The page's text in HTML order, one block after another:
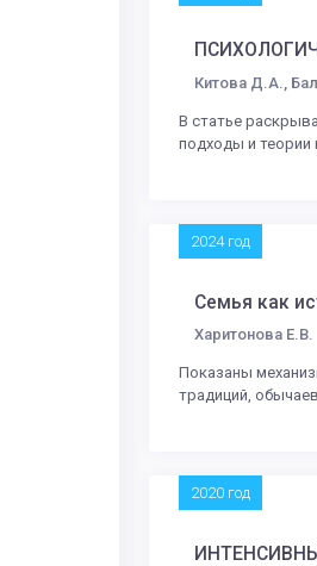
Китова Д.А.,
В статье
подходы и теории
2024 год
Семья как
Харитонова Е.В.
Показаны
традиций,
2020 год